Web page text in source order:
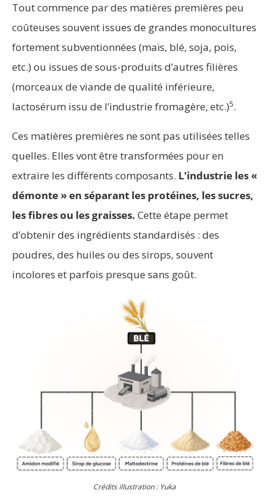
Tout commence par des matières premières peu
coûteuses souvent issues de grandes monocultures
fortement subventionnées (maïs, blé, soja, pois,
etc.) ou issues de sous-produits d’autres filières
(morceaux de viande de qualité inférieure,
lactosérum issu de l’industrie fromagère, etc.)5.
Ces matières premières ne sont pas utilisées telles
quelles. Elles vont être transformées pour en
extraire les différents composants. L’industrie les «
démonte » en séparant les protéines, les sucres,
les fibres ou les graisses. Cette étape permet
d’obtenir des ingrédients standardisés : des
poudres, des huiles ou des sirops, souvent
incolores et parfois presque sans goût.
Crédits illustration : Yuka